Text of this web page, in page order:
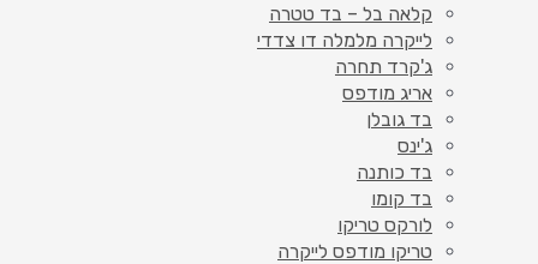
קלאה בל – בד טטרה
לייקרה מלמלה דו צדדי
ג'קרד תחרה
אריג מודפס
בד גובלן
ג'ינס
בד כותנה
בד קומו
לורקס טריקו
טריקו מודפס לייקרה